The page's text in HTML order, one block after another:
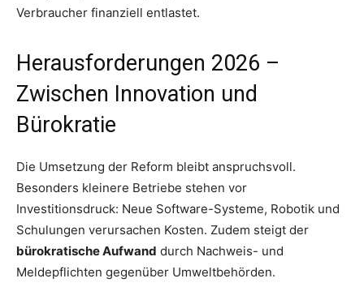
Verbraucher finanziell entlastet.
Herausforderungen 2026 –
Zwischen Innovation und
Bürokratie
Die Umsetzung der Reform bleibt anspruchsvoll.
Besonders kleinere Betriebe stehen vor
Investitionsdruck: Neue Software-Systeme, Robotik und
Schulungen verursachen Kosten. Zudem steigt der
bürokratische Aufwand durch Nachweis- und
Meldepflichten gegenüber Umweltbehörden.